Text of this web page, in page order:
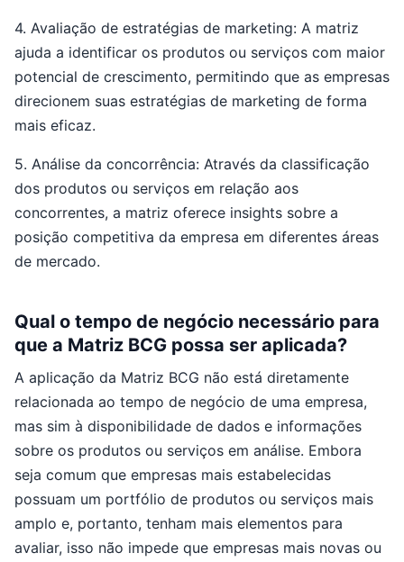
4. Avaliação de estratégias de marketing: A matriz
ajuda a identificar os produtos ou serviços com maior
potencial de crescimento, permitindo que as empresas
direcionem suas estratégias de marketing de forma
mais eficaz.
5. Análise da concorrência: Através da classificação
dos produtos ou serviços em relação aos
concorrentes, a matriz oferece insights sobre a
posição competitiva da empresa em diferentes áreas
de mercado.
Qual o tempo de negócio necessário para
que a Matriz BCG possa ser aplicada?
A aplicação da Matriz BCG não está diretamente
relacionada ao tempo de negócio de uma empresa,
mas sim à disponibilidade de dados e informações
sobre os produtos ou serviços em análise. Embora
seja comum que empresas mais estabelecidas
possuam um portfólio de produtos ou serviços mais
amplo e, portanto, tenham mais elementos para
avaliar, isso não impede que empresas mais novas ou